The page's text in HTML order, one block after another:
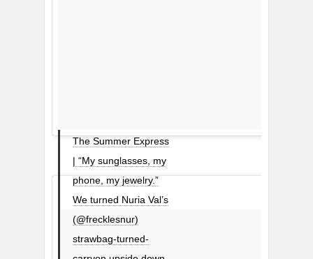
The Summer Express
| “My sunglasses, my
phone, my jewelry.”
We turned Nuria Val’s
(@frecklesnur)
strawbag-turned-